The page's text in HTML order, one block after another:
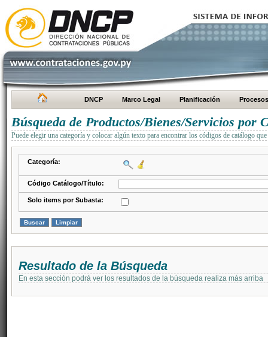
DNCP Marco Legal Planificación Procesos
Búsqueda de Productos/Bienes/Servicios por
Puede elegir una categoría y colocar algún texto para encontrar los códigos de catálogo
Categoría:
Código Catálogo/Título:
Solo items por Subasta:
Resultado de la Búsqueda
En esta sección podrá ver los resultados de la búsqueda realiza más arriba